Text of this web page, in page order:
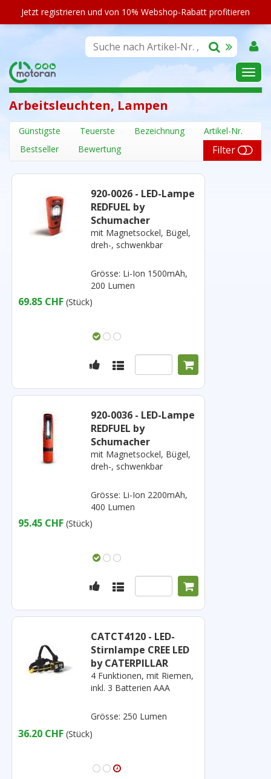
Jetzt registrieren und von 10% Webshop-Rabatt profitieren
SORTIMENT
Arbeitsleuchten, Lampen
Günstigste Teuerste Bezeichnung
Artikel-Nr.
Bestseller
Bewertung Filter
920-0026 - LED-Lampe
REDFUEL by
Schumacher
mit Magnetsockel, Bügel,
dreh-, schwenkbar
Grösse: Li-Ion 1500mAh,
200 Lumen
69.85 CHF (Stück)
920-0036 - LED-Lampe
REDFUEL by
Schumacher
mit Magnetsockel, Bügel,
dreh-, schwenkbar
Grösse: Li-Ion 2200mAh,
400 Lumen
95.45 CHF (Stück)
CATCT4120 - LED-
Stirnlampe CREE LED
by CATERPILLAR
4 Funktionen, mit Riemen,
inkl. 3 Batterien AAA
Grösse: 250 Lumen
36.20 CHF (Stück)